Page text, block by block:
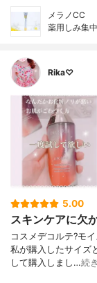
メラノCC
薬用しみ集
Rika♡
5.00
スキンケアに欠
コスメデコルテ?モ
私が購入したサイズ
して購入しまし…続